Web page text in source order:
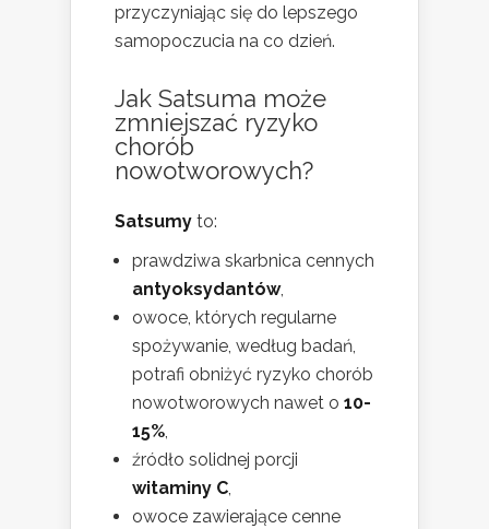
przyczyniając się do lepszego
samopoczucia na co dzień.
Jak Satsuma może
zmniejszać ryzyko
chorób
nowotworowych?
Satsumy to:
prawdziwa skarbnica cennych
antyoksydantów,
owoce, których regularne
spożywanie, według badań,
potrafi obniżyć ryzyko chorób
nowotworowych nawet o 10-
15%,
źródło solidnej porcji
witaminy C,
owoce zawierające cenne